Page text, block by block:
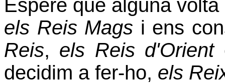
Espere que alguna
els Reis Mags i ens
Reis, els Reis d'Orient
decidim a fer-ho, els